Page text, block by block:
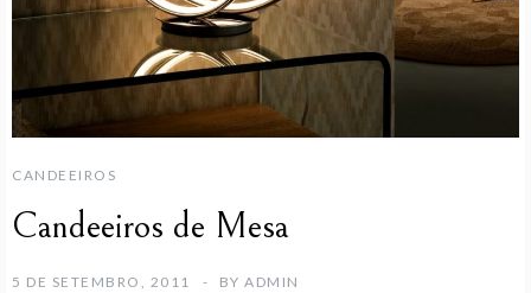
CANDEEIROS
Candeeiros de Mesa
5 DE SETEMBRO, 2011 BY ADMIN